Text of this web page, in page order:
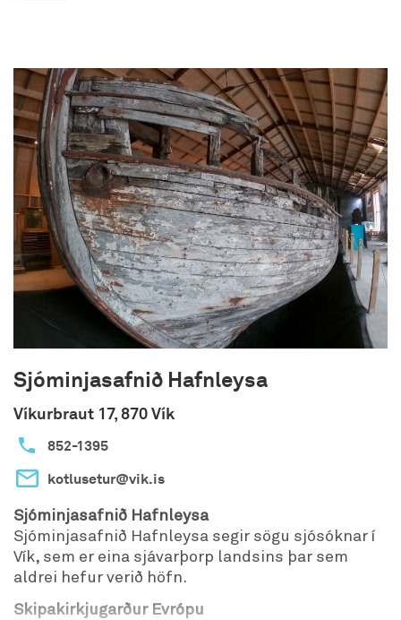
Sjóminjasafnið Hafnleysa
Víkurbraut 17, 870 Vík
852-1395
kotlusetur@vik.is
Sjóminjasafnið Hafnleysa
Sjóminjasafnið Hafnleysa segir sögu sjósóknar í
Vík, sem er eina sjávarþorp landsins þar sem
aldrei hefur verið höfn.
Skipakirkjugarður Evrópu